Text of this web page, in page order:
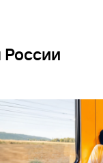
России